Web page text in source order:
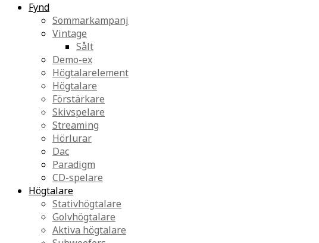
Fynd
Sommarkampanj
Vintage
Sålt
Demo-ex
Högtalarelement
Högtalare
Förstärkare
Skivspelare
Streaming
Hörlurar
Dac
Paradigm
CD-spelare
Högtalare
Stativhögtalare
Golvhögtalare
Aktiva högtalare